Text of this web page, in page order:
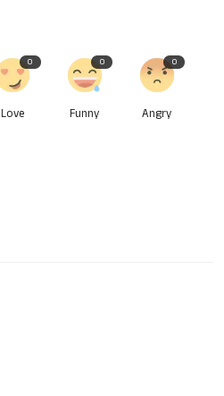
0
Love
0
Funny
0
Angry